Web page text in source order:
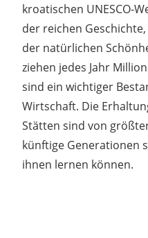
kroatischen UNESCO-
der reichen
der natürlichen
ziehen jedes Jahr
sind ein wichtiger
Wirtschaft. Die
Stätten sind von
künftige Generationen
ihnen lernen können.